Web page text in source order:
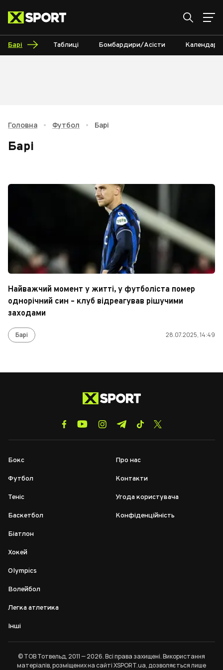
Барі Таблиці Бомбардири/Асісти Календар
Головна • Футбол • Барі
Барі
Найважчий момент у житті, у футболіста помер
однорічний син – клуб відреагував рішучими
заходами
Барі 28.07.2025, 14:49
Бокс
Футбол
Теніс
Баскетбол
Біатлон
Хокей
Olympics
Волейбол
Легка атлетика
Інші
Про нас
Контакти
Угода користувача
Конфіденційність
© ТОВ Тотвельд, 2011 — 2026. Всі права захищені. Використання
матеріалів, розміщених на сайті XSPORT.ua, дозволяється лише